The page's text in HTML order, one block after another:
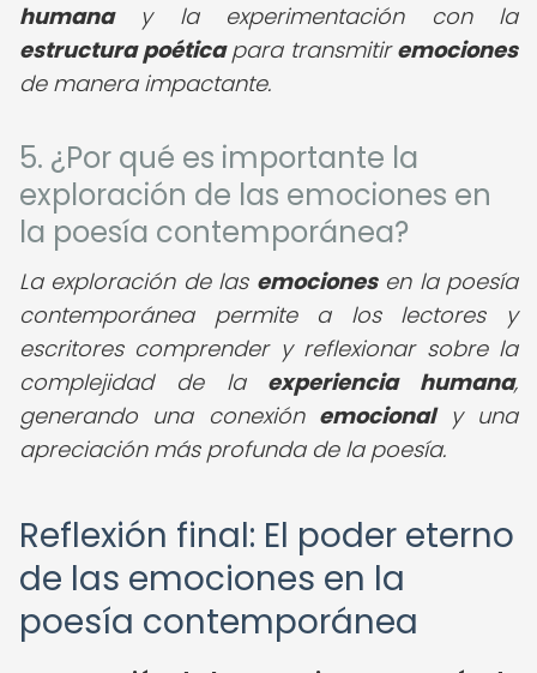
humanay la experimentación con la
estructura poéticapara transmitiremociones
de manera impactante.
5. ¿Por qué es importante la
exploración de las emociones en
la poesía contemporánea?
La exploración de las emocionesen la poesía
contemporánea permite a los lectores y
escritores comprender y reflexionar sobre la
complejidad de la experiencia humana,
generando una conexión emocionaly una
apreciación más profunda de la poesía.
Reflexión final: El poder eterno
de las emociones en la
poesía contemporánea